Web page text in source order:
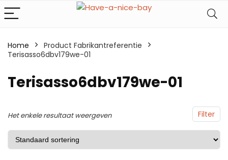
Home
Product Fabrikantreferentie
Terisasso6dbv179we-01
Terisasso6dbv179we-01
Filter
Het enkele resultaat weergeven